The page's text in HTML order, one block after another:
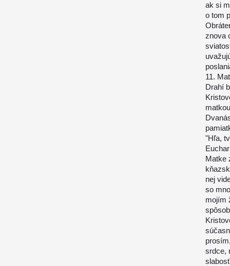
ak si
o tom
znova
11.
Drahí
"Hľa,
Matke
nej
so
mojím
srdce,